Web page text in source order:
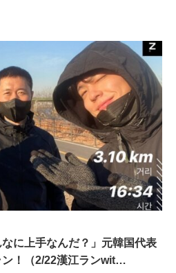
なに上手なんだ？」元韓国代表
ン！（2/22漢江ランwit…